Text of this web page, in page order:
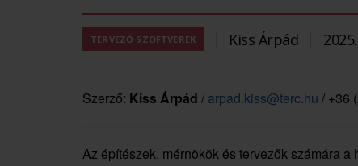
TERVEZŐ SZOFTVEREK Kiss Árpád
Szerző: Kiss Árpád / arpad.kiss@terc.hu / +36
Az építészek, mérnökök és tervezők számára a